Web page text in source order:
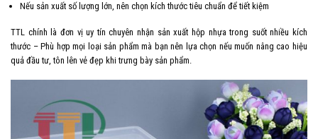
Nếu sản xuất số lượng lớn, nên chọn kích thước tiêu chuẩn để tiết kiệm
TTL chính là đơn vị uy tín chuyên nhận sản xuất hộp nhựa trong suốt nhiều kích
thước – Phù hợp mọi loại sản phẩm mà bạn nên lựa chọn nếu muốn nâng cao hiệu
quả đầu tư, tôn lên vẻ đẹp khi trưng bày sản phẩm.